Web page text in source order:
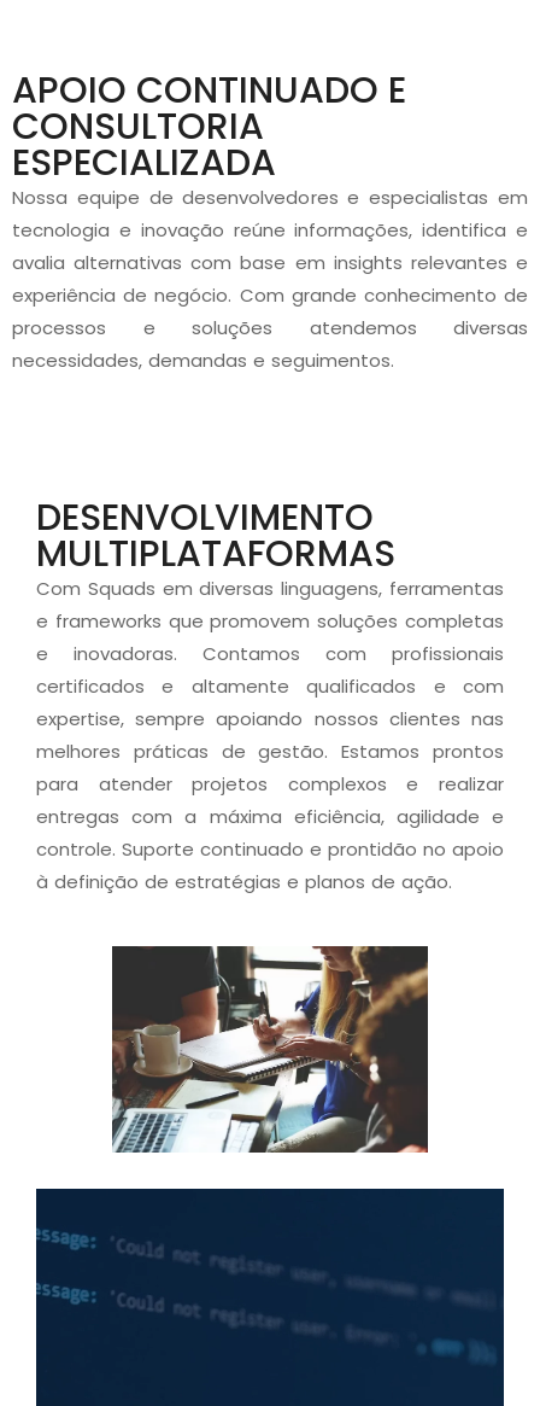
APOIO CONTINUADO E
CONSULTORIA
ESPECIALIZADA
Nossa equipe de desenvolvedores e especialistas em
tecnologia e inovação reúne informações, identifica e
avalia alternativas com base em insights relevantes e
experiência de negócio. Com grande conhecimento de
processos e soluções atendemos diversas
necessidades, demandas e seguimentos.
DESENVOLVIMENTO
MULTIPLATAFORMAS
Com Squads em diversas linguagens, ferramentas
e frameworks que promovem soluções completas
e inovadoras. Contamos com profissionais
certificados e altamente qualificados e com
expertise, sempre apoiando nossos clientes nas
melhores práticas de gestão. Estamos prontos
para atender projetos complexos e realizar
entregas com a máxima eficiência, agilidade e
controle. Suporte continuado e prontidão no apoio
à definição de estratégias e planos de ação.